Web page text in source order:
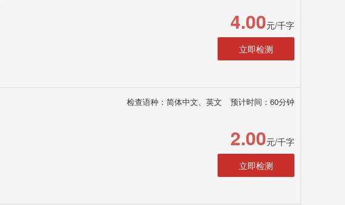
4.00元/千字
立即检测
检查语种：简体中文、英文 预计时间：60分钟
2.00元/千字
立即检测